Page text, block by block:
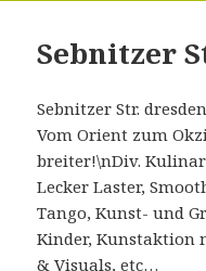
Sebnitzer
Sebnitzer Str. dresden
Vom Orient zum
breiter!\nDiv.
Lecker Laster,
Tango, Kunst- und
Kinder, Kunstaktion
& Visuals, etc…